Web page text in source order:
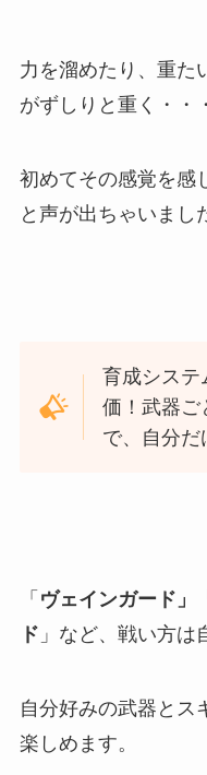
力を溜めたり、重た
がずしりと重く・・・
初めてその感覚を感
と声が出ちゃいまし
育成システ
価！武器ご
で、自分だ
「 ヴェインガード」
ド 」など、戦い方は
自分好みの武器とス
楽しめます。